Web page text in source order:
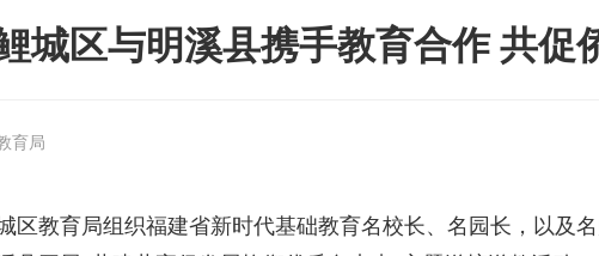
城区与明溪县携手教育合作 共促
育局
教育局组织福建省新时代基础教育名校长、名园长，以及